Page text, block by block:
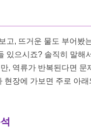
고, 뜨거운 물도 부어봤
있으시죠? 솔직히 말해
, 역류가 반복된다면 문
현장에 가보면 주로 아래